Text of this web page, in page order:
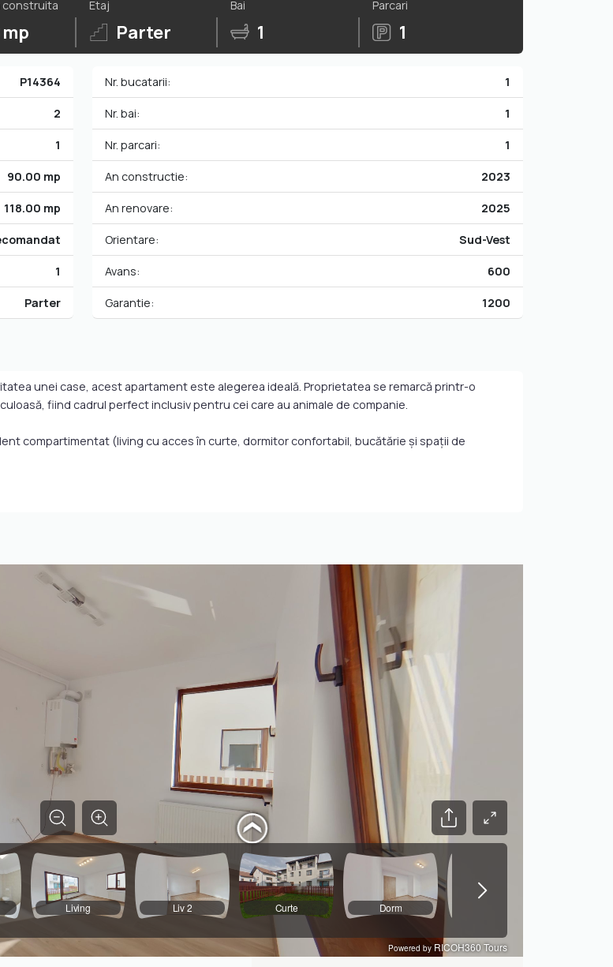
construita
mp
Etaj
Parter
Bai
1
Parcari
1
P14364
2
1
90.00 mp
118.00 mp
1
Parter
Nr. bucatarii: 1
Nr. bai: 1
Nr. parcari: 1
An constructie: 2023
An renovare: 2025
Orientare: Sud-Vest
Avans: 600
Garantie: 1200
unei case, acest apartament este alegerea ideală. Proprietatea se remarcă printr-o
fiind cadrul perfect inclusiv pentru cei care au animale de companie.
compartimentat (living cu acces în curte, dormitor confortabil, bucătărie și spații de
socializare sau spațiu de joacă sigur pentru patrupedul tău.
de calitate, pregătit pentru prima închiriere.
companie sunt binevenite).